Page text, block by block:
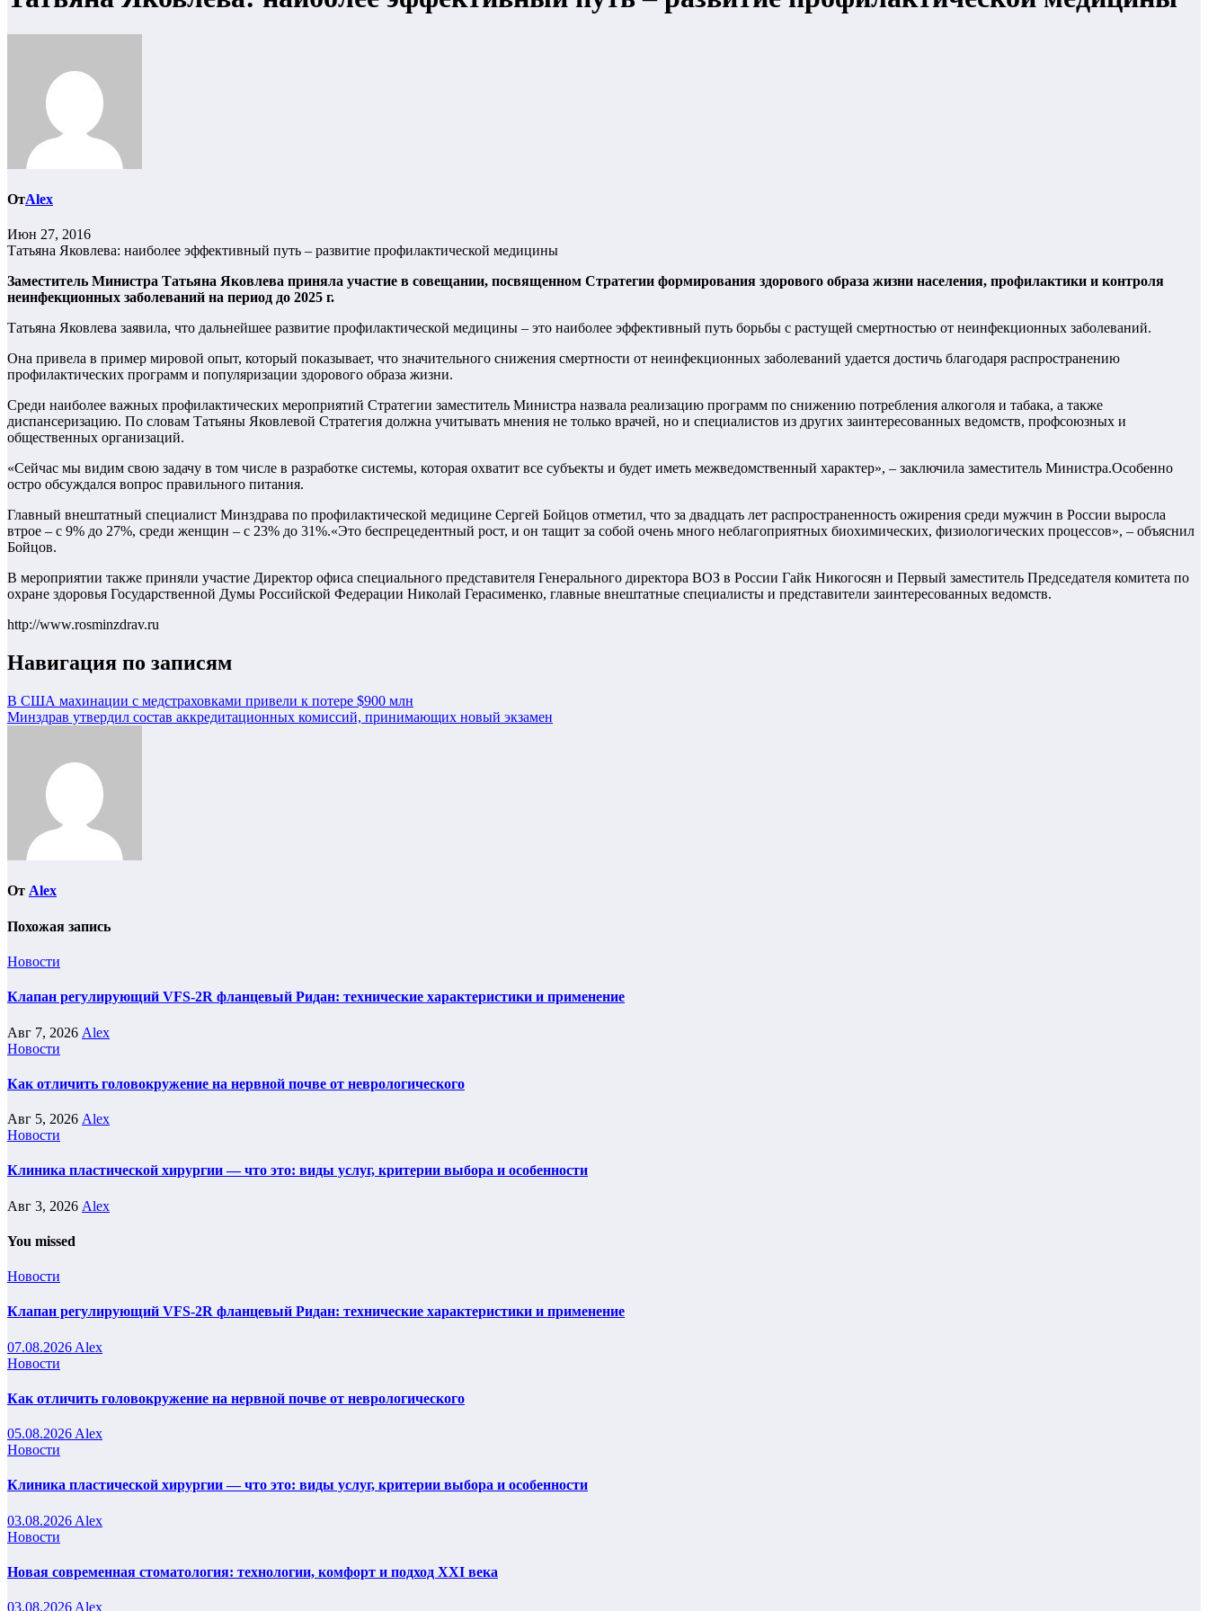
ОтAlex
Июн 27, 2016
Татьяна Яковлева: наиболее эффективный путь – развитие профилактической медицины
Заместитель Министра Татьяна Яковлева приняла участие в совещании, посвященном Стратегии формирования здорового образа жизни населения, профилактики и контроля
неинфекционных заболеваний на период до 2025 г.
Татьяна Яковлева заявила, что дальнейшее развитие профилактической медицины – это наиболее эффективный путь борьбы с растущей смертностью от неинфекционных заболеваний.
Она привела в пример мировой опыт, который показывает, что значительного снижения смертности от неинфекционных заболеваний удается достичь благодаря распространению
профилактических программ и популяризации здорового образа жизни.
Среди наиболее важных профилактических мероприятий Стратегии заместитель Министра назвала реализацию программ по снижению потребления алкоголя и табака, а также
диспансеризацию. По словам Татьяны Яковлевой Стратегия должна учитывать мнения не только врачей, но и специалистов из других заинтересованных ведомств, профсоюзных и
общественных организаций.
«Сейчас мы видим свою задачу в том числе в разработке системы, которая охватит все субъекты и будет иметь межведомственный характер», – заключила заместитель Министра.Особенно
остро обсуждался вопрос правильного питания.
Главный внештатный специалист Минздрава по профилактической медицине Сергей Бойцов отметил, что за двадцать лет распространенность ожирения среди мужчин в России выросла
втрое – с 9% до 27%, среди женщин – с 23% до 31%.«Это беспрецедентный рост, и он тащит за собой очень много неблагоприятных биохимических, физиологических процессов», – объяснил
Бойцов.
В мероприятии также приняли участие Директор офиса специального представителя Генерального директора ВОЗ в России Гайк Никогосян и Первый заместитель Председателя комитета по
охране здоровья Государственной Думы Российской Федерации Николай Герасименко, главные внештатные специалисты и представители заинтересованных ведомств.
http://www.rosminzdrav.ru
Навигация по записям
В США махинации с медстраховками привели к потере $900 млн
Минздрав утвердил состав аккредитационных комиссий, принимающих новый экзамен
От Alex
Похожая запись
Новости
Клапан регулирующий VFS-2R фланцевый Ридан: технические характеристики и применение
Авг 7, 2026 Alex
Новости
Как отличить головокружение на нервной почве от неврологического
Авг 5, 2026 Alex
Новости
Клиника пластической хирургии — что это: виды услуг, критерии выбора и особенности
Авг 3, 2026 Alex
You missed
Новости
Клапан регулирующий VFS-2R фланцевый Ридан: технические характеристики и применение
07.08.2026 Alex
Новости
Как отличить головокружение на нервной почве от неврологического
05.08.2026 Alex
Новости
Клиника пластической хирургии — что это: виды услуг, критерии выбора и особенности
03.08.2026 Alex
Новости
Новая современная стоматология: технологии, комфорт и подход XXI века
03.08.2026 Alex